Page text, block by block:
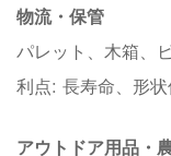
物流・保管
パレット、木箱、
利点: 長寿命、形
アウトドア用品・